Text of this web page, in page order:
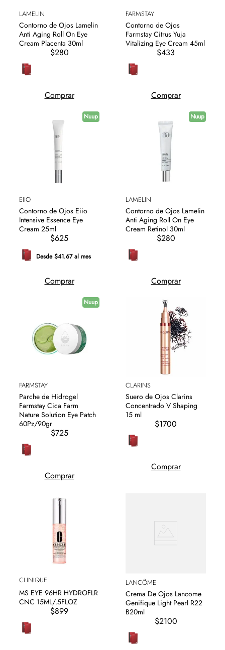
LAMELIN
Contorno de Ojos Lamelin
Anti Aging Roll On Eye
Cream Placenta 30ml
$280
Comprar
FARMSTAY
Contorno de Ojos
Farmstay Citrus Yuja
Vitalizing Eye Cream 45ml
$433
Comprar
Nuup
EIIO
Contorno de Ojos Eiio
Intensive Essence Eye
Cream 25ml
$625
Desde $41.67 al mes
Comprar
Nuup
LAMELIN
Contorno de Ojos Lamelin
Anti Aging Roll On Eye
Cream Retinol 30ml
$280
Comprar
Nuup
FARMSTAY
Parche de Hidrogel
Farmstay Cica Farm
Nature Solution Eye Patch
60Pz/90gr
$725
Comprar
CLARINS
Suero de Ojos Clarins
Concentrado V Shaping
15 ml
$1700
Comprar
CLINIQUE
MS EYE 96HR HYDROFLR
CNC 15ML/.5FLOZ
$899
LANCÔME
Crema De Ojos Lancome
Genifique Light Pearl R22
B20ml
$2100